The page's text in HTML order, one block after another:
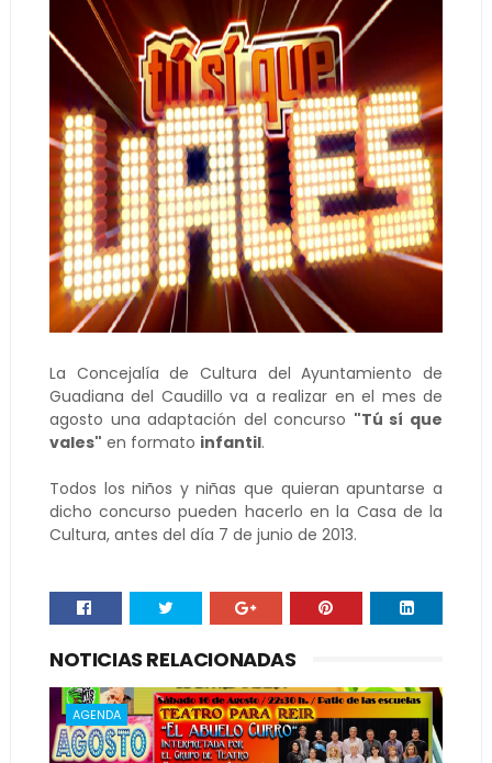
La Concejalía de Cultura del Ayuntamiento de
Guadiana del Caudillo va a realizar en el mes de
agosto una adaptación del concurso "Tú sí que
vales" en formato infantil.
Todos los niños y niñas que quieran apuntarse a
dicho concurso pueden hacerlo en la Casa de la
Cultura, antes del día 7 de junio de 2013.
NOTICIAS RELACIONADAS
AGENDA